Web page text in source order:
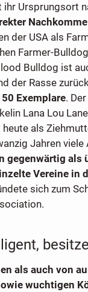
Ursprungsort
der USA als
Farmer-
Bulldog ist
der Rasse
Exemplare.
Lana Lou
als
Jahren viele
gegenwärtig als
Vereine in
sich zum
als auch von
wuchtigen